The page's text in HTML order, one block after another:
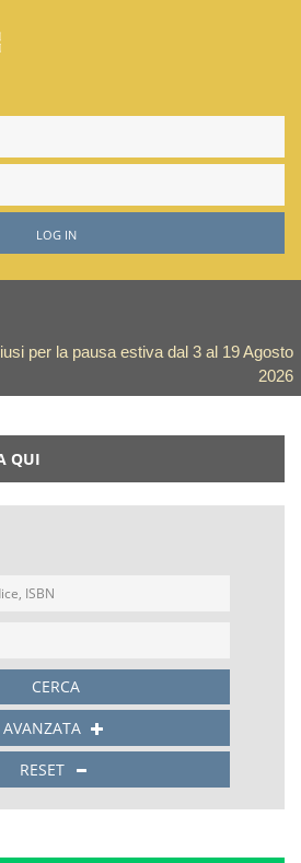
LOG IN
per la pausa estiva dal 3 al 19 Agosto
2026
QUI
CERCA
AVANZATA
RESET